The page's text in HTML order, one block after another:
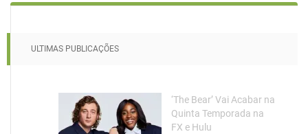
ULTIMAS PUBLICAÇÕES
‘The Bear’ Vai Acabar na
Quinta Temporada na
FX e Hulu